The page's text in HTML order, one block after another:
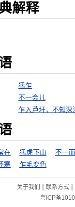
解释
猛乍
不一会儿
乍入芦圩，不知深
在 猛虎下山
不一
寒 乍毛变色
关于我们 | 联系方式|
粤ICP备